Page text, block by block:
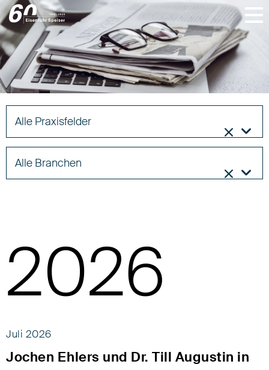
Nachrichten
Alle Praxisfelder
 
Alle Branchen
 
2026
Juli 2026
Jochen Ehlers und Dr. Till Augustin in